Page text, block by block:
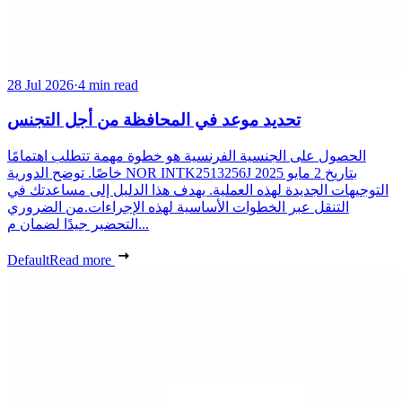
28 Jul 2026·4 min read
تحديد موعد في المحافظة من أجل التجنس
الحصول على الجنسية الفرنسية هو خطوة مهمة تتطلب اهتمامًا
خاصًا. توضح الدورية NOR INTK2513256J بتاريخ 2 مايو 2025
التوجيهات الجديدة لهذه العملية. يهدف هذا الدليل إلى مساعدتك في
التنقل عبر الخطوات الأساسية لهذه الإجراءات.من الضروري
التحضير جيدًا لضمان م...
DefaultRead more